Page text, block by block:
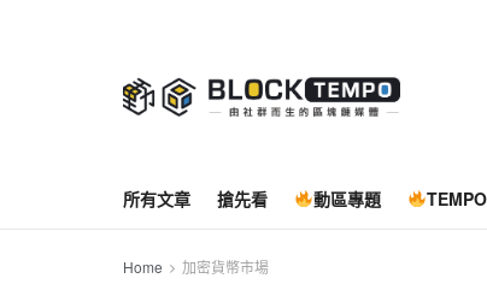
所有文章 搶先看 動區專題
Home 加密貨幣市場